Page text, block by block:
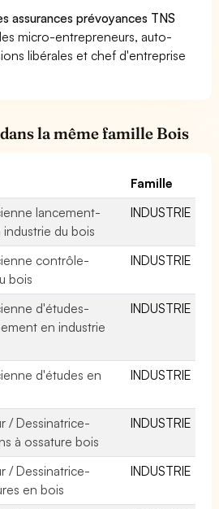
assurances prévoyances TNS
micro-entrepreneurs, auto-
libérales et chef d'entreprise
la même famille Bois
Famille
lancement-
du bois
INDUSTRIE
contrôle-
bois
INDUSTRIE
d'études-
en industrie
INDUSTRIE
d'études en
INDUSTRIE
/ Dessinatrice-
à ossature bois
INDUSTRIE
/ Dessinatrice-
en bois
INDUSTRIE